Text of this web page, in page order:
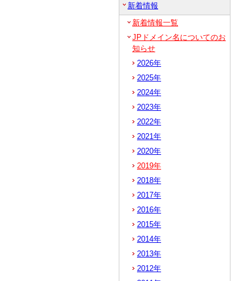
新着情報
新着情報一覧
JPドメイン名についてのお
知らせ
2026年
2025年
2024年
2023年
2022年
2021年
2020年
2019年
2018年
2017年
2016年
2015年
2014年
2013年
2012年